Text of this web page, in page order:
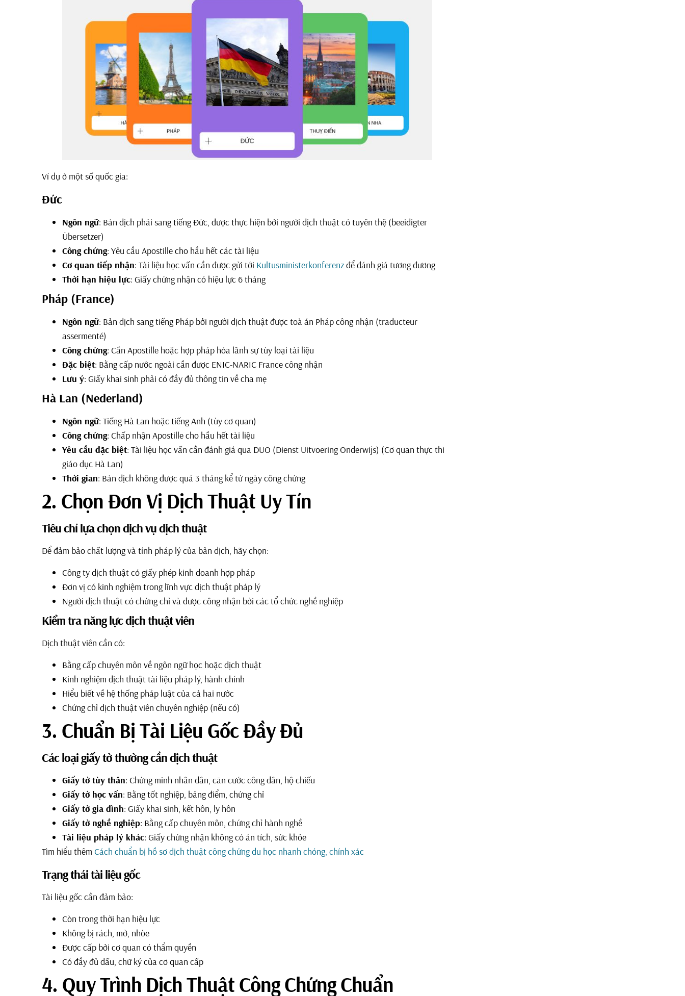
Ví dụ ở một số quốc gia:
Đức
Ngôn ngữ: Bản dịch phải sang tiếng Đức, được thực hiện bởi người dịch thuật có tuyên thệ (beeidigter
Übersetzer)
Công chứng: Yêu cầu Apostille cho hầu hết các tài liệu
Cơ quan tiếp nhận: Tài liệu học vấn cần được gửi tới Kultusministerkonferenzđể đánh giá tương đương
Thời hạn hiệu lực: Giấy chứng nhận có hiệu lực 6 tháng
Pháp (France)
Ngôn ngữ: Bản dịch sang tiếng Pháp bởi người dịch thuật được toà án Pháp công nhận (traducteur
assermenté)
Công chứng: Cần Apostille hoặc hợp pháp hóa lãnh sự tùy loại tài liệu
Đặc biệt: Bằng cấp nước ngoài cần được ENIC-NARIC France công nhận
Lưu ý: Giấy khai sinh phải có đầy đủ thông tin về cha mẹ
Hà Lan (Nederland)
Ngôn ngữ: Tiếng Hà Lan hoặc tiếng Anh (tùy cơ quan)
Công chứng: Chấp nhận Apostille cho hầu hết tài liệu
Yêu cầu đặc biệt: Tài liệu học vấn cần đánh giá qua DUO (Dienst Uitvoering Onderwijs) (Cơ quan thực thi
giáo dục Hà Lan)
Thời gian: Bản dịch không được quá 3 tháng kể từ ngày công chứng
2. Chọn Đơn Vị Dịch Thuật Uy Tín
Tiêu chí lựa chọn dịch vụ dịch thuật
Để đảm bảo chất lượng và tính pháp lý của bản dịch, hãy chọn:
Công ty dịch thuật có giấy phép kinh doanh hợp pháp
Đơn vị có kinh nghiệm trong lĩnh vực dịch thuật pháp lý
Người dịch thuật có chứng chỉ và được công nhận bởi các tổ chức nghề nghiệp
Kiểm tra năng lực dịch thuật viên
Dịch thuật viên cần có:
Bằng cấp chuyên môn về ngôn ngữ học hoặc dịch thuật
Kinh nghiệm dịch thuật tài liệu pháp lý, hành chính
Hiểu biết về hệ thống pháp luật của cả hai nước
Chứng chỉ dịch thuật viên chuyên nghiệp (nếu có)
3. Chuẩn Bị Tài Liệu Gốc Đầy Đủ
Các loại giấy tờ thường cần dịch thuật
Giấy tờ tùy thân: Chứng minh nhân dân, căn cước công dân, hộ chiếu
Giấy tờ học vấn: Bằng tốt nghiệp, bảng điểm, chứng chỉ
Giấy tờ gia đình: Giấy khai sinh, kết hôn, ly hôn
Giấy tờ nghề nghiệp: Bằng cấp chuyên môn, chứng chỉ hành nghề
Tài liệu pháp lý khác: Giấy chứng nhận không có án tích, sức khỏe
Tìm hiểu thêm Cách chuẩn bị hồ sơ dịch thuật công chứng du học nhanh chóng, chính xác
Trạng thái tài liệu gốc
Tài liệu gốc cần đảm bảo:
Còn trong thời hạn hiệu lực
Không bị rách, mờ, nhòe
Được cấp bởi cơ quan có thẩm quyền
Có đầy đủ dấu, chữ ký của cơ quan cấp
4. Quy Trình Dịch Thuật Công Chứng Chuẩn